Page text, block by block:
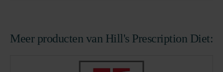
Meer producten van Hill's Prescription Diet: